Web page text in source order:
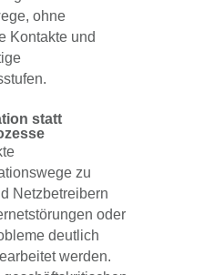
ohne
Kontakte und
statt
zu
Netzbetreibern
oder
deutlich
werden.